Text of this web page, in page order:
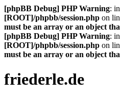
[phpBB Debug] PHP Warning:
[ROOT]/phpbb/session.php on
must be an array or an object
[phpBB Debug] PHP Warning:
[ROOT]/phpbb/session.php on
must be an array or an object
friederle.de